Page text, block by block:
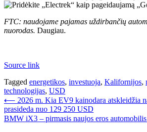
FTC: naudojame pajamas uždirbančių
nuorodas. Daugiau.
Source link
Tagged energetikos, investuoja, Kalifornijos,
technologijas, USD
Navigacija
tarp
⟵ 2026 m. Kia EV9 kainodara atskleidžia
prasideda nuo 129 250 USD
BMW iX3 – pirmasis naujos eros automobilis